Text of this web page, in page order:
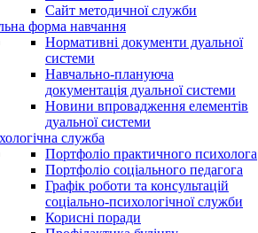
Сайт методичної служби
форма навчання
Нормативні документи дуальної
системи
Навчально-плануюча
документація дуальної системи
Новини впровадження елементів
дуальної системи
служба
Портфоліо практичного психолога
Портфоліо соціального педагога
Графік роботи та консультацій
соціально-психологічної служби
Корисні поради